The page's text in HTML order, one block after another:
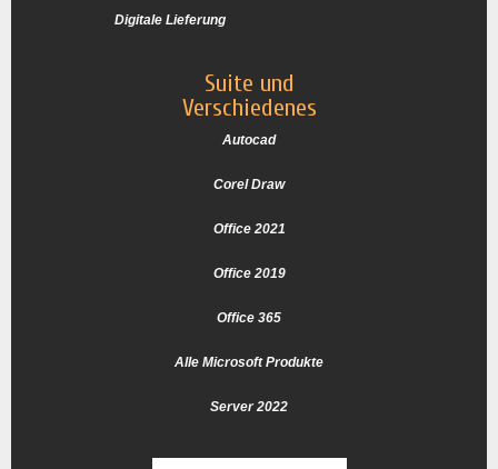
Digitale Lieferung
Suite und
Verschiedenes
Autocad
Corel Draw
Office 2021
Office 2019
Office 365
Alle Microsoft Produkte
Server 2022